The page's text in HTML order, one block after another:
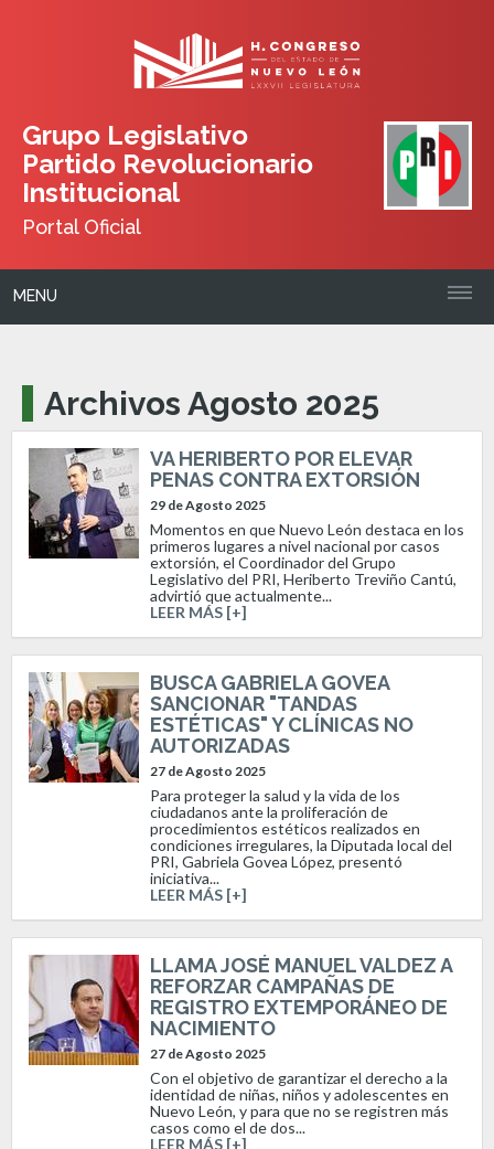
Grupo Legislativo
Partido Revolucionario
Institucional
Portal Oficial
MENU
Archivos Agosto 2025
VA HERIBERTO POR ELEVAR
PENAS CONTRA EXTORSIÓN
29 de Agosto 2025
Momentos en que Nuevo León destaca en los
primeros lugares a nivel nacional por casos
extorsión, el Coordinador del Grupo
Legislativo del PRI, Heriberto Treviño Cantú,
advirtió que actualmente...
LEER MÁS [+]
BUSCA GABRIELA GOVEA
SANCIONAR "TANDAS
ESTÉTICAS" Y CLÍNICAS NO
AUTORIZADAS
27 de Agosto 2025
Para proteger la salud y la vida de los
ciudadanos ante la proliferación de
procedimientos estéticos realizados en
condiciones irregulares, la Diputada local del
PRI, Gabriela Govea López, presentó
iniciativa...
LEER MÁS [+]
LLAMA JOSÉ MANUEL VALDEZ A
REFORZAR CAMPAÑAS DE
REGISTRO EXTEMPORÁNEO DE
NACIMIENTO
27 de Agosto 2025
Con el objetivo de garantizar el derecho a la
identidad de niñas, niños y adolescentes en
Nuevo León, y para que no se registren más
casos como el de dos...
LEER MÁS [+]